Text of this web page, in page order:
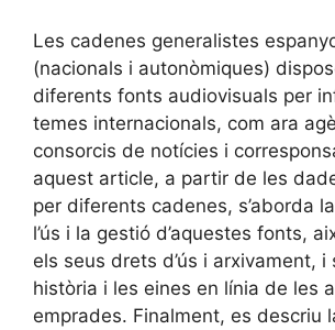
Les cadenes generalistes
(nacionals i autonòmiques)
diferents fonts audiovisuals per
temes internacionals, com ara
consorcis de notícies i
aquest article, a partir de les
per diferents cadenes, s’aborda
l’ús i la gestió d’aquestes fonts,
els seus drets d’ús i arxivament, i
història i les eines en línia de les
emprades. Finalment, es descriu